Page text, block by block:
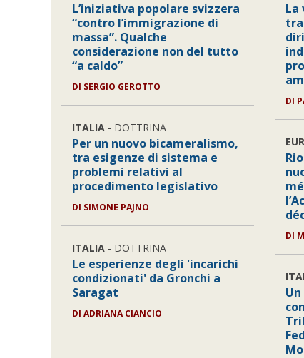
L’iniziativa popolare svizzera
“contro l’immigrazione di
massa”. Qualche
considerazione non del tutto
“a caldo”
DI SERGIO GEROTTO
ITALIA - DOTTRINA
Per un nuovo bicameralismo,
tra esigenze di sistema e
problemi relativi al
procedimento legislativo
DI SIMONE PAJNO
ITALIA - DOTTRINA
Le esperienze degli 'incarichi
condizionati' da Gronchi a
Saragat
DI ADRIANA CIANCIO
La
DI
DI